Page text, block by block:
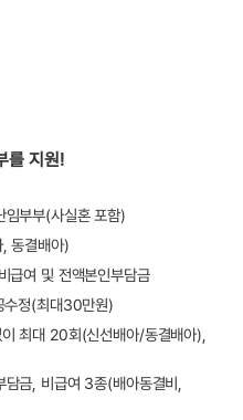
를 지원!
임부부(사실혼 포함)
동결배아)
급여 및 전액본인부담금
수정(최대30만원)
최대 20회(신선배아/동결배아),
금, 비급여 3종(배아동결비,